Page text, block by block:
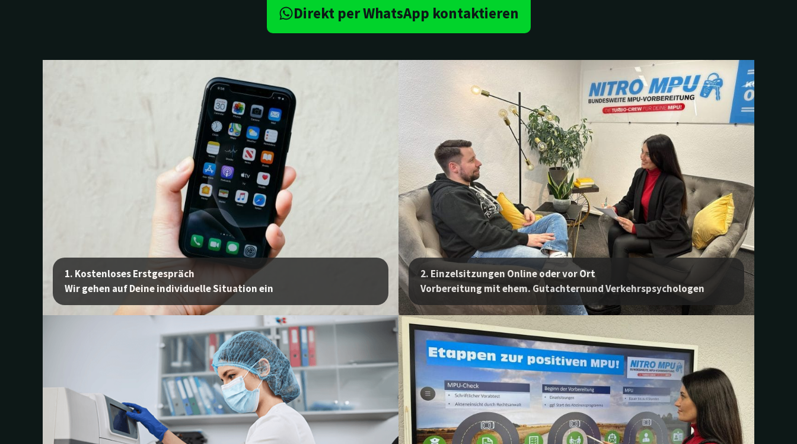
Direkt per WhatsApp kontaktieren
1. Kostenloses Erstgespräch
Wir gehen auf Deine individuelle Situation ein
2. Einzelsitzungen Online oder vor Ort
Vorbereitung mit ehem. Gutachternund Verkehrspsychologen